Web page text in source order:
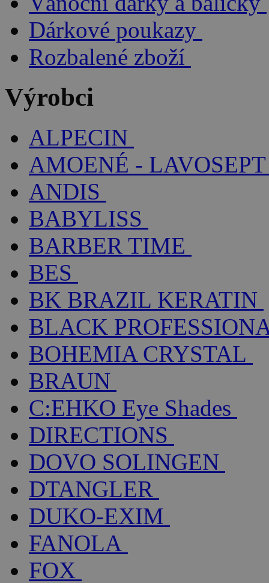
Dárkové poukazy
Rozbalené zboží
Výrobci
ALPECIN
AMOENÉ - LAVOSEPT
ANDIS
BABYLISS
BARBER TIME
BES
BK BRAZIL KERATIN
BLACK
BOHEMIA CRYSTAL
BRAUN
C:EHKO Eye Shades
DIRECTIONS
DOVO SOLINGEN
DTANGLER
DUKO-EXIM
FANOLA
FOX